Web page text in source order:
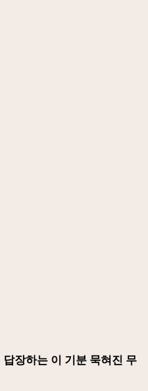
장하는 이 기분 묵혀진 무